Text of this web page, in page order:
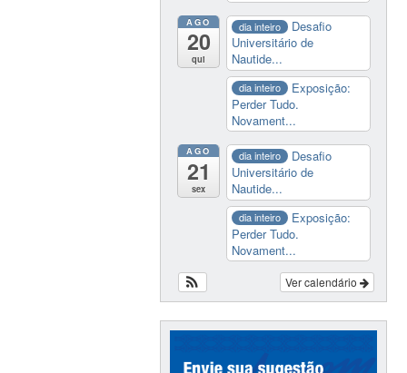
AGO
20
qui
dia inteiro
Desafio
Universitário de
Nautide...
dia inteiro
Exposição:
Perder Tudo.
Novament...
AGO
21
sex
dia inteiro
Desafio
Universitário de
Nautide...
dia inteiro
Exposição:
Perder Tudo.
Novament...
Ver calendário